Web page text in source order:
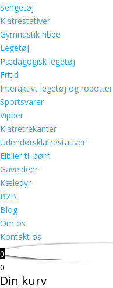
Sengetøj
Klatrestativer
Gymnastik ribbe
Legetøj
Pædagogisk legetøj
Fritid
Interaktivt legetøj og robotter
Sportsvarer
Vipper
Klatretrekanter
Udendørsklatrestativer
Elbiler til børn
Gaveideer
Kæledyr
B2B
Blog
Om os
Kontakt os
0
0
Din kurv